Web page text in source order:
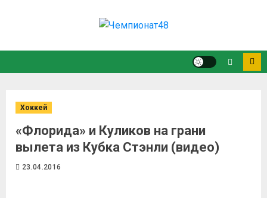
Хоккей
«Флорида» и Куликов на грани
вылета из Кубка Стэнли (видео)
23.04.2016